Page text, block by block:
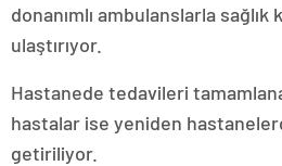
donanımlı ambulanslarla sağlık
ulaştırıyor.
Hastanede tedavileri
hastalar ise yeniden
getiriliyor.